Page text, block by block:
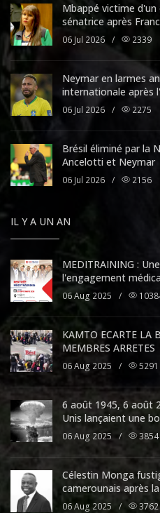
Mbappé victime
sénatrice après
06 Jul 2026 / 2339
Neymar en larmes
internationale après
06 Jul 2026 / 2275
Brésil éliminé par la
Ancelotti et Neymar
06 Jul 2026 / 2156
IL Y A UN AN
MEDITRAINING :
l'engagement
06 Aug 2025 /
KAMTO ECARTE LA
MEMBRES ARRETES
06 Aug 2025 / 5291
6 août 1945, 6 août
Unis lançaient une
06 Aug 2025 / 3854
Célestin Monga
camerounais après
06 Aug 2025 / 3762